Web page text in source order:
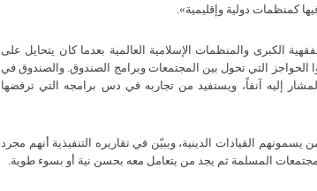
كمنظمات دولية وإقليمية».
الكبرى والمنظمات الإسلامية العالمية بعدما كان يتحايل على
الحواجز التي تحول بين المجتمعات وبرامج الصندوق. والصندوق في
إليه آنفاً، ويستفيد من تجاربه في دس برامجه التي ترفضها
القيادات الدينية، ويبيّن في تقاريره التنفيذية أنهم مجرد
المسلمة ثم يجد من يتعامل معه بحسن نية أو بسوء طوية.